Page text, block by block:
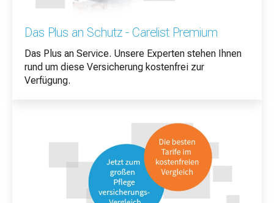
Das Plus an Schutz - Carelist Premium
Das Plus an Service. Unsere Experten stehen Ihnen
rund um diese Versicherung kostenfrei zur
Verfügung.